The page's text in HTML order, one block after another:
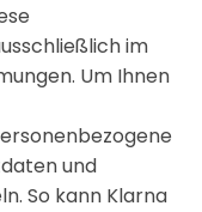
im
Um Ihnen
und
So kann Klarna